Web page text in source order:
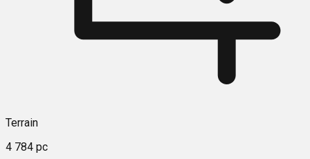
Terrain
4 784 pc